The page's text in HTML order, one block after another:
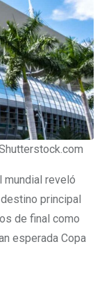
mundial reveló
principal
de final como
esperada Copa